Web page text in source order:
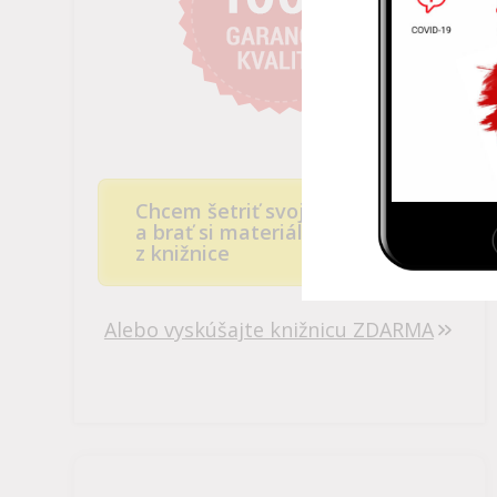
Chcem šetriť svoj čas
a brať si materiály
z knižnice
Alebo vyskúšajte knižnicu ZDARMA